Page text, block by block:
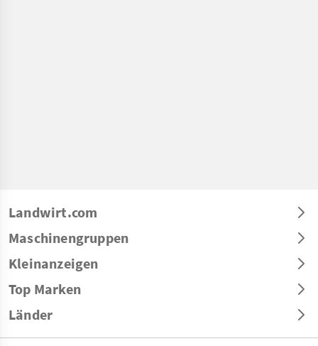
Landwirt.com
Maschinengruppen
Kleinanzeigen
Top Marken
Länder